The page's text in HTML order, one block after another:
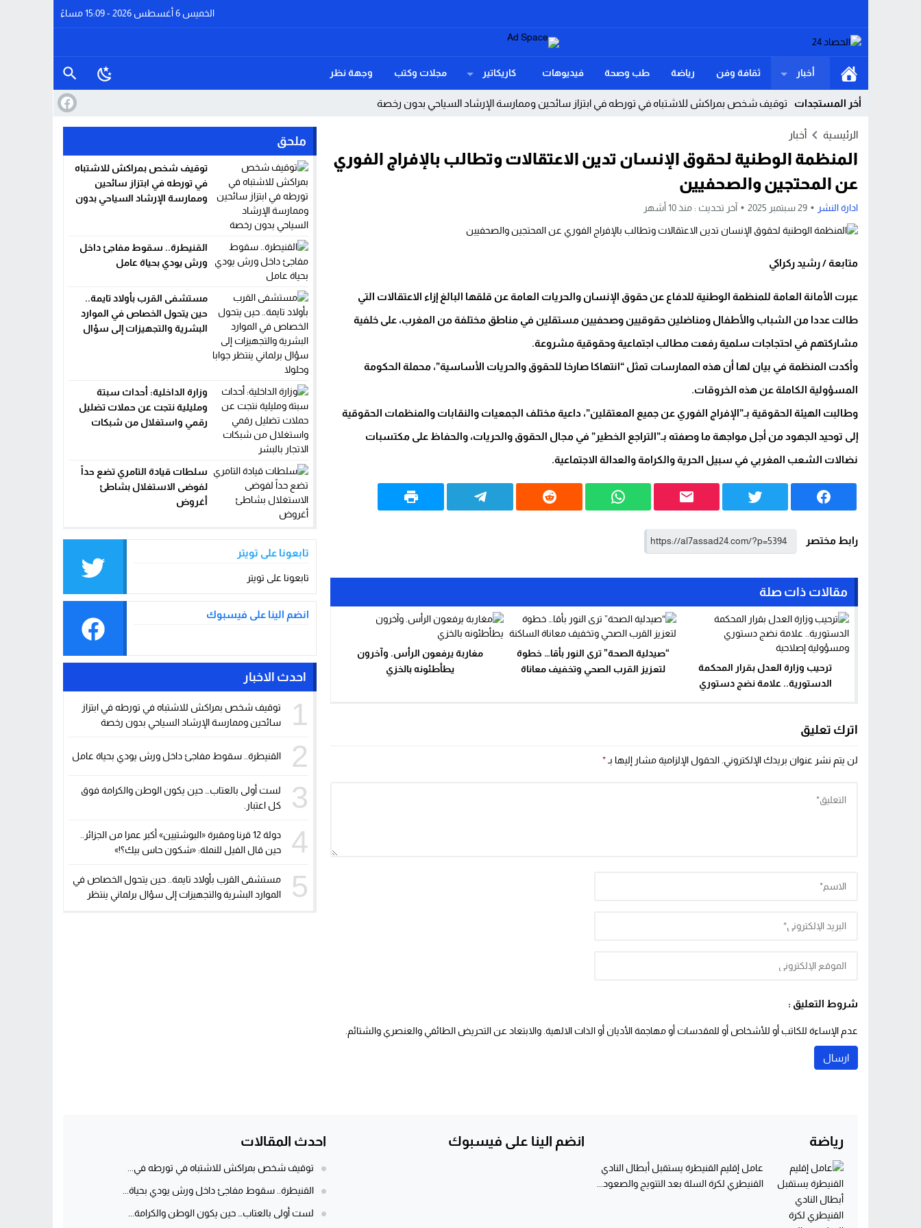
الخميس 6 أغسطس 2026 - 15:09 مساءً
أخبار ثقافة وفن رياضة طب وصحة فيديوهات كاريكاتير مجلات وكتب وجهة نظر
أخر المستجدات توقيف شخص بمراكش للاشتباه في تورطه في ابتزاز سائحين وممارسة الإرشاد السياحي بدون رخصة
لست أولى بالعتاب… حين يكون الوطن والكرامة فوق كل اعتبار.
دولة 12 قرنا ومقبرة «البوشتيين» أكبر عمرا من الجزائر.. حين قال الفيل للنملة: «شكون حاس بيك؟!»
مستشفى القرب بأولاد تايمة.. حين يتحول الخصاص في الموارد البشرية والتجهيزات إلى سؤال برلماني ينتظر جوابا وحلولا
الشَّرِيط السَّاحِلِيّ بإقْلِيم شِفْشَاون ثَرْوَة اِقْتِصَادِيَّة مُهْمَلَة (قاع أسراس نموذج)
في نعي عبد الكبير… الدعاء يجمع أهل البوشتيين وتوقظ الذاكرة أسماء الأحبة
وزارة الداخلية: أحداث سبتة ومليلية نتجت عن حملات تضليل رقمي واستغلال من شبكات الاتجار بالبشر
سلطات قيادة التامري تضع حداً لفوضى الاستغلال بشاطئ أغروض
انتقاء الجزيرة لمفرداتها تجاه المغرب يثير أكثر من سؤال..؟؟؟؟
الرئيسية أخبار
المنظمة الوطنية لحقوق الإنسان تدين الاعتقالات وتطالب بالإفراج الفوري
عن المحتجين والصحفيين
ادارة النشر 29 سبتمبر 2025 آخر تحديث : منذ 10 أشهر
متابعة / رشيد ركراكي
عبرت الأمانة العامة للمنظمة الوطنية للدفاع عن حقوق الإنسان والحريات العامة عن قلقها البالغ إزاء الاعتقالات التي
طالت عددا من الشباب والأطفال ومناضلين حقوقيين وصحفيين مستقلين في مناطق مختلفة من المغرب، على خلفية
مشاركتهم في احتجاجات سلمية رفعت مطالب اجتماعية وحقوقية مشروعة.
وأكدت المنظمة في بيان لها أن هذه الممارسات تمثل “انتهاكا صارخا للحقوق والحريات الأساسية”، محملة الحكومة
المسؤولية الكاملة عن هذه الخروقات.
وطالبت الهيئة الحقوقية بـ”الإفراج الفوري عن جميع المعتقلين”، داعية مختلف الجمعيات والنقابات والمنظمات الحقوقية
إلى توحيد الجهود من أجل مواجهة ما وصفته بـ”التراجع الخطير” في مجال الحقوق والحريات، والحفاظ على مكتسبات
نضالات الشعب المغربي في سبيل الحرية والكرامة والعدالة الاجتماعية.
رابط مختصر
مقالات ذات صلة
ترحيب وزارة العدل بقرار المحكمة
الدستورية.. علامة نضج دستوري
“صيدلية الصحة” ترى النور بأقا… خطوة
لتعزيز القرب الصحي وتخفيف معاناة
مغاربة يرفعون الرأس. وآخرون
يطأطئونه بالخزي
اترك تعليق
لن يتم نشر عنوان بريدك الإلكتروني.الحقول الإلزامية مشار إليها بـ*
شروط التعليق :
عدم الإساءة للكاتب أو للأشخاص أو للمقدسات أو مهاجمة الأديان أو الذات الالهية. والابتعاد عن التحريض الطائفي والعنصري والشتائم.
ملحق
توقيف شخص بمراكش للاشتباه
في تورطه في ابتزاز سائحين
وممارسة الإرشاد السياحي بدون
القنيطرة.. سقوط مفاجئ داخل
ورش يودي بحياة عامل
مستشفى القرب بأولاد تايمة..
حين يتحول الخصاص في الموارد
البشرية والتجهيزات إلى سؤال
وزارة الداخلية: أحداث سبتة
ومليلية نتجت عن حملات تضليل
رقمي واستغلال من شبكات
سلطات قيادة التامري تضع حداً
لفوضى الاستغلال بشاطئ
أغروض
تابعونا على تويتر
تابعونا على تويتر
انضم الينا على فيسبوك
احدث الاخبار
1
توقيف شخص بمراكش للاشتباه في تورطه في ابتزاز
سائحين وممارسة الإرشاد السياحي بدون رخصة
2 القنيطرة.. سقوط مفاجئ داخل ورش يودي بحياة عامل
3
لست أولى بالعتاب… حين يكون الوطن والكرامة فوق
كل اعتبار.
4
دولة 12 قرنا ومقبرة «البوشتيين» أكبر عمرا من الجزائر..
حين قال الفيل للنملة: «شكون حاس بيك؟!»
5
مستشفى القرب بأولاد تايمة.. حين يتحول الخصاص في
الموارد البشرية والتجهيزات إلى سؤال برلماني ينتظر
رياضة
عامل إقليم القنيطرة يستقبل أبطال النادي
القنيطري لكرة السلة بعد التتويج والصعود...
انضم الينا على فيسبوك احدث المقالات
توقيف شخص بمراكش للاشتباه في تورطه في...
القنيطرة.. سقوط مفاجئ داخل ورش يودي بحياة...
لست أولى بالعتاب… حين يكون الوطن والكرامة...